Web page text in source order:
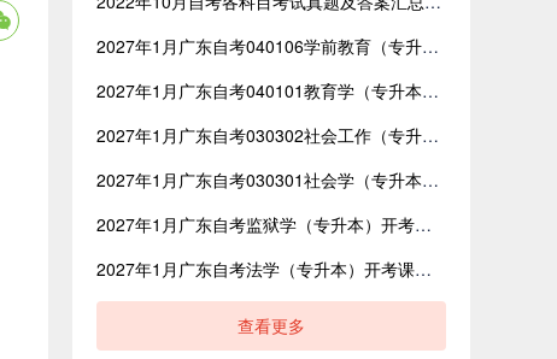
2027年1月广东自考040106学前教育（专升本）开考课程考试时间安排表
2027年1月广东自考040101教育学（专升本）开考课程考试时间安排表
2027年1月广东自考030302社会工作（专升本）开考课程考试时间安排表
2027年1月广东自考030301社会学（专升本）开考课程考试时间安排表
2027年1月广东自考监狱学（专升本）开考课程考试时间安排表
2027年1月广东自考法学（专升本）开考课程考试时间安排表
查看更多